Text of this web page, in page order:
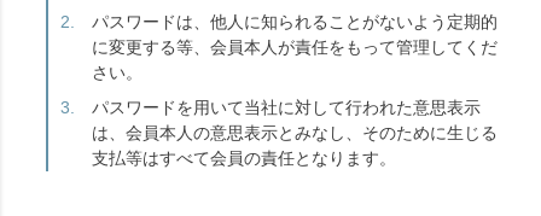
パスワードは、他人に知られることがないよう定期的
に変更する等、会員本人が責任をもって管理してくだ
さい。
パスワードを用いて当社に対して行われた意思表示
は、会員本人の意思表示とみなし、そのために生じる
支払等はすべて会員の責任となります。